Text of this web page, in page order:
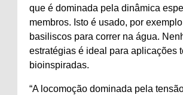
que é dominada pela dinâmica
membros. Isto é usado, por
basiliscos para correr na água.
estratégias é ideal para aplicações
bioinspiradas.
“A locomoção dominada pela